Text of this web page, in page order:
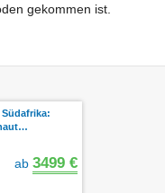
gekommen ist.
ab 3499 €